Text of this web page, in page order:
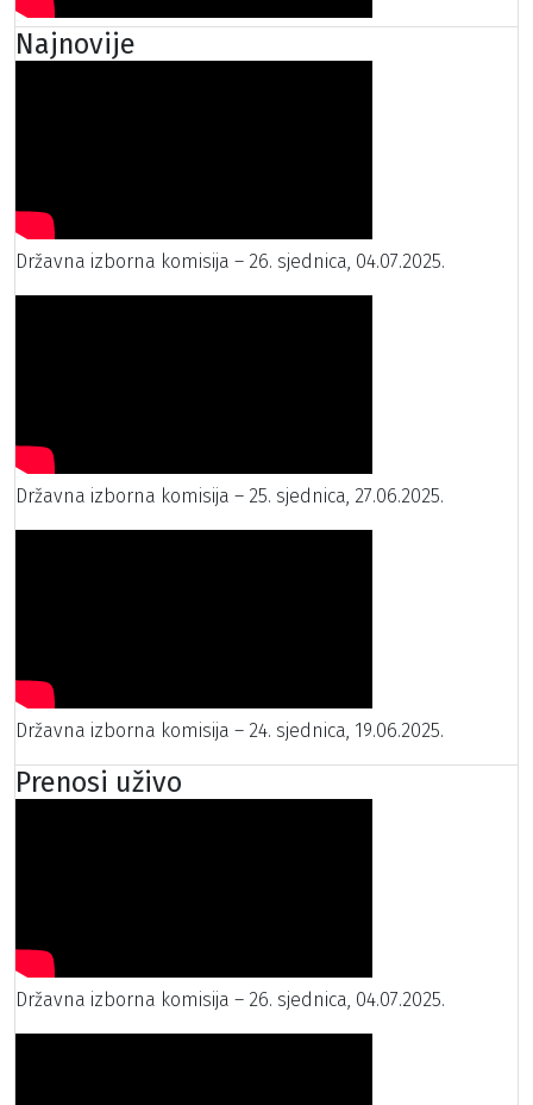
Najnovije
Državna izborna komisija – 26. sjednica, 04.07.2025.
Državna izborna komisija – 25. sjednica, 27.06.2025.
Državna izborna komisija – 24. sjednica, 19.06.2025.
Prenosi uživo
Državna izborna komisija – 26. sjednica, 04.07.2025.